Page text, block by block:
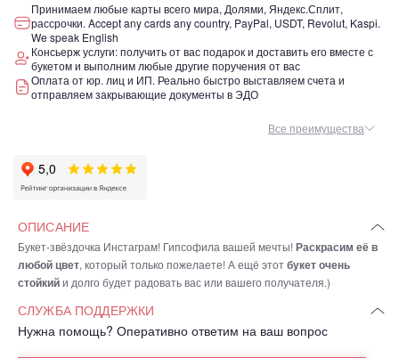
Принимаем любые карты всего мира, Долями, Яндекс.Сплит,
рассрочки. Accept any cards any country, PayPal, USDT, Revolut, Kaspi.
We speak English
Консьерж услуги: получить от вас подарок и доставить его вместе с
букетом и выполним любые другие поручения от вас
Оплата от юр. лиц и ИП. Реально быстро выставляем счета и
отправляем закрывающие документы в ЭДО
Все преимущества
ОПИСАНИЕ
Букет-звёздочка Инстаграм! Гипсофила вашей мечты!Раскрасим её в
любой цвет, который только пожелаете! А ещё этотбукет очень
стойкийи долго будет радовать вас или вашего получателя.)
СЛУЖБА ПОДДЕРЖКИ
Нужна помощь? Оперативно ответим на ваш вопрос